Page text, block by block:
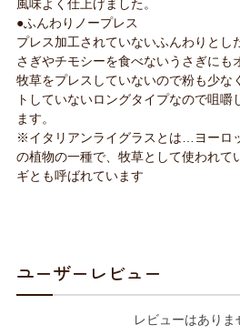
風味よく仕上げました。
●ふんわりノープレス
プレス加工されていないふんわりとし
さぎやチモシーを食べないうさぎにも
牧草をプレスしていないので粉も少な
トしていないロングタイプなので咀
ます。
※イタリアンライグラスとは…ヨーロ
の植物の一種で、牧草として使われて
ギとも呼ばれています
ユーザーレビュー
レビューはありま